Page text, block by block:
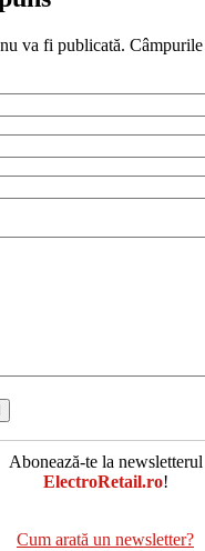
va fi publicată.
Abonează-te la newsletterul
ElectroRetail.ro!
Cum arată un newsletter?